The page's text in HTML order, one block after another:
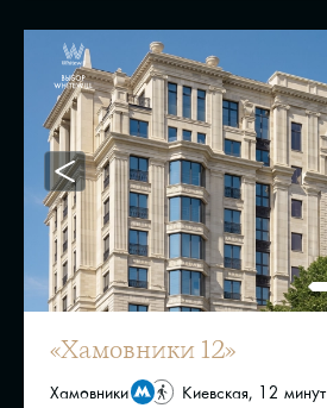
«Хамовники 12»
Хамовники
Киевская, 12 минут